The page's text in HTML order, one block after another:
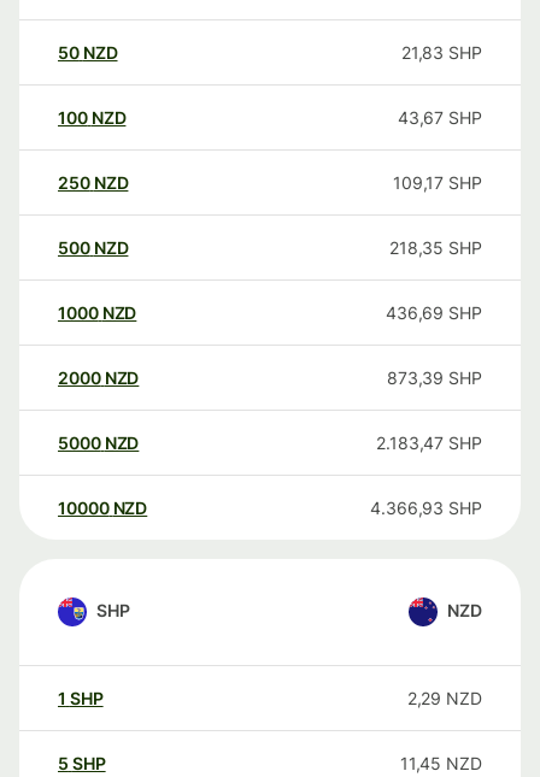
50 NZD 21,83 SHP
100 NZD 43,67 SHP
250 NZD 109,17 SHP
500 NZD 218,35 SHP
1000 NZD 436,69 SHP
2000 NZD 873,39 SHP
5000 NZD 2.183,47 SHP
10000 NZD 4.366,93 SHP
SHP NZD
1 SHP 2,29 NZD
5 SHP 11,45 NZD